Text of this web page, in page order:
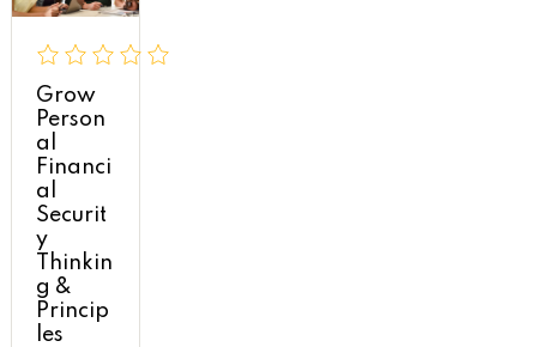
Grow
Person
al
Financi
al
Securit
y
Thinkin
g &
Princip
les